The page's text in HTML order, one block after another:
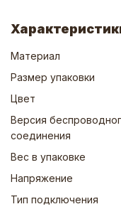
Материал
Размер упаковки
Цвет
Версия
соединения
Вес в упаковке
Напряжение
Тип подключения